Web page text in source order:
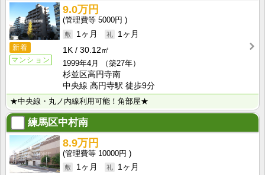
新着
マンション
9.0万円
5000円
1ヶ月
1ヶ月
1K
30.12㎡
1999年4月
（築27年）
杉並区高円寺南
中央線 高円寺駅 徒歩9分
★中央線・丸ノ内線利用可能！角部屋★
練馬区中村南
8.9万円
10000円
1ヶ月
1ヶ月